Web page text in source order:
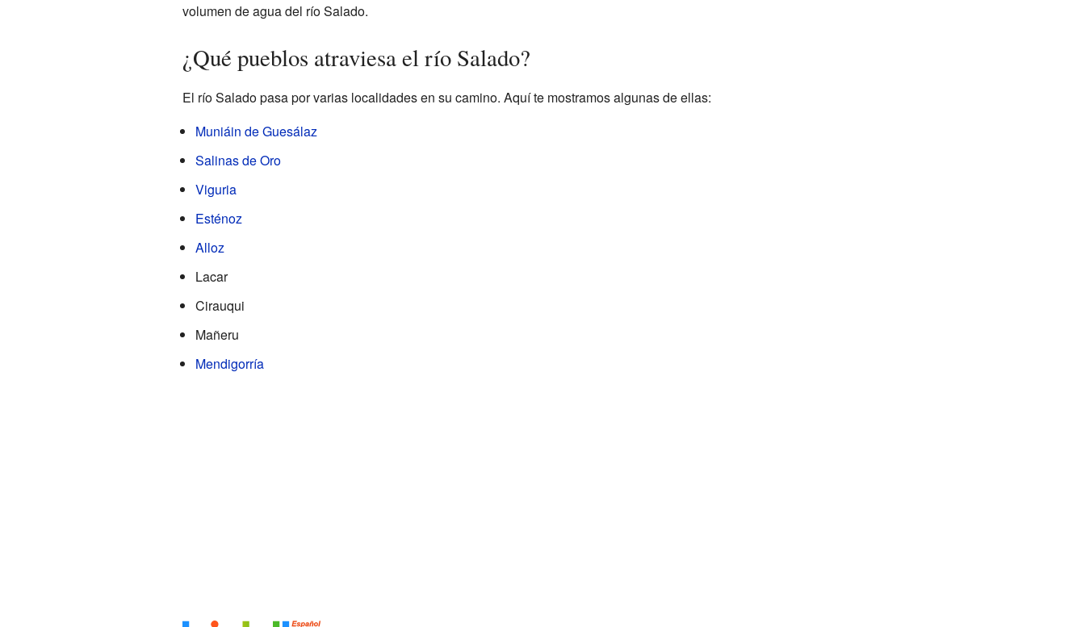
volumen de agua del río Salado.
¿Qué pueblos atraviesa el río Salado?
El río Salado pasa por varias localidades en su camino. Aquí te mostramos algunas de ellas:
Muniáin de Guesálaz
Salinas de Oro
Viguria
Esténoz
Alloz
Lacar
Cirauqui
Mañeru
Mendigorría